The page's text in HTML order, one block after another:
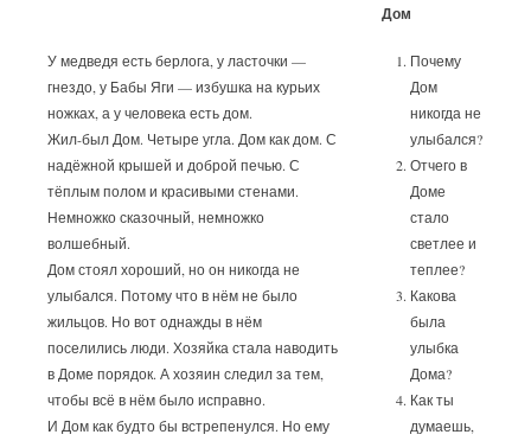
Дом
У медведя есть берлога, у ласточки —
гнездо, у Бабы Яги — избушка на курьих
ножках, а у человека есть дом.
Жил-был Дом. Четыре угла. Дом как дом. С
надёжной крышей и доброй печью. С
тёплым полом и красивыми стенами.
Немножко сказочный, немножко
волшебный.
Дом стоял хороший, но он никогда не
улыбался. Потому что в нём не было
жильцов. Но вот однажды в нём
поселились люди. Хозяйка стала наводить
в Доме порядок. А хозяин следил за тем,
чтобы всё в нём было исправно.
И Дом как будто бы встрепенулся. Но ему
Почему
Дом
никогда не
улыбался?
Отчего в
Доме
стало
светлее и
теплее?
Какова
была
улыбка
Дома?
Как ты
думаешь,